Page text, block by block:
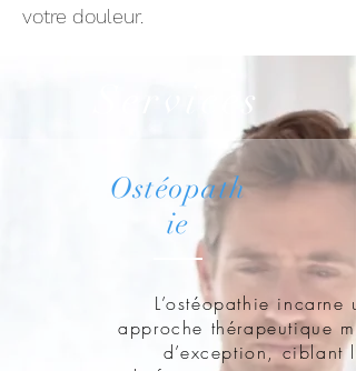
votre douleur.
Services
Ostéopath
ie
L’ostéopathie incarne
approche thérapeutique
d’exception, ciblant